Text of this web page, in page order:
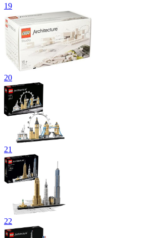
19
20
21
22